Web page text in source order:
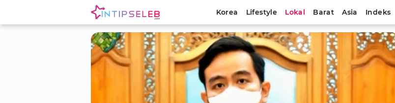
Korea Lifestyle Lokal Barat Asia Indeks